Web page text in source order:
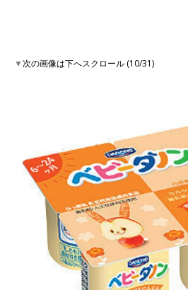
▼次の画像は下へスクロール (10/31)